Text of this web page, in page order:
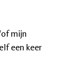
mijn
een keer